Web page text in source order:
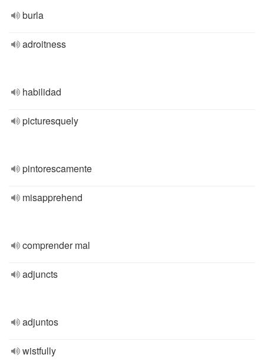
burla
adroitness
habilidad
picturesquely
pintorescamente
misapprehend
comprender mal
adjuncts
adjuntos
wistfully